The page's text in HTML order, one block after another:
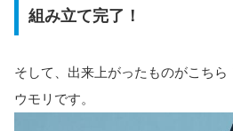
組み立て完了！
そして、出来上がったものがこちら
ウモリです。